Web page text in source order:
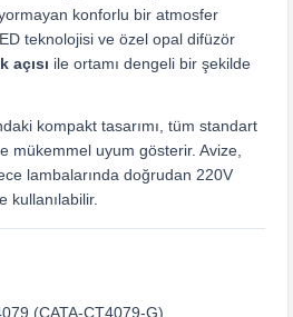
konforlu bir atmosfer
teknolojisi ve özel opal difüzör
açısı ile ortamı dengeli bir şekilde
kompakt tasarımı, tüm standart
mükemmel uyum gösterir. Avize,
lambalarında doğrudan 220V
kullanılabilir.
(CATA-CT4079-G)